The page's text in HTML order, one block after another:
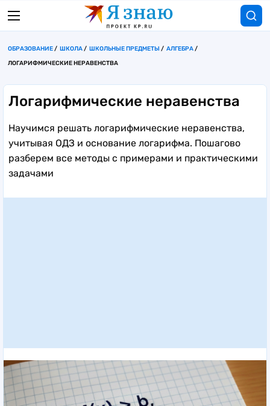
ОБРАЗОВАНИЕ ШКОЛА ШКОЛЬНЫЕ ПРЕДМЕТЫ
АЛГЕБРА
ЛОГАРИФМИЧЕСКИЕ НЕРАВЕНСТВА
Логарифмические неравенства
Научимся решать логарифмические неравенства,
учитывая ОДЗ и основание логарифма. Пошагово
разберем все методы с примерами и практическими
задачами